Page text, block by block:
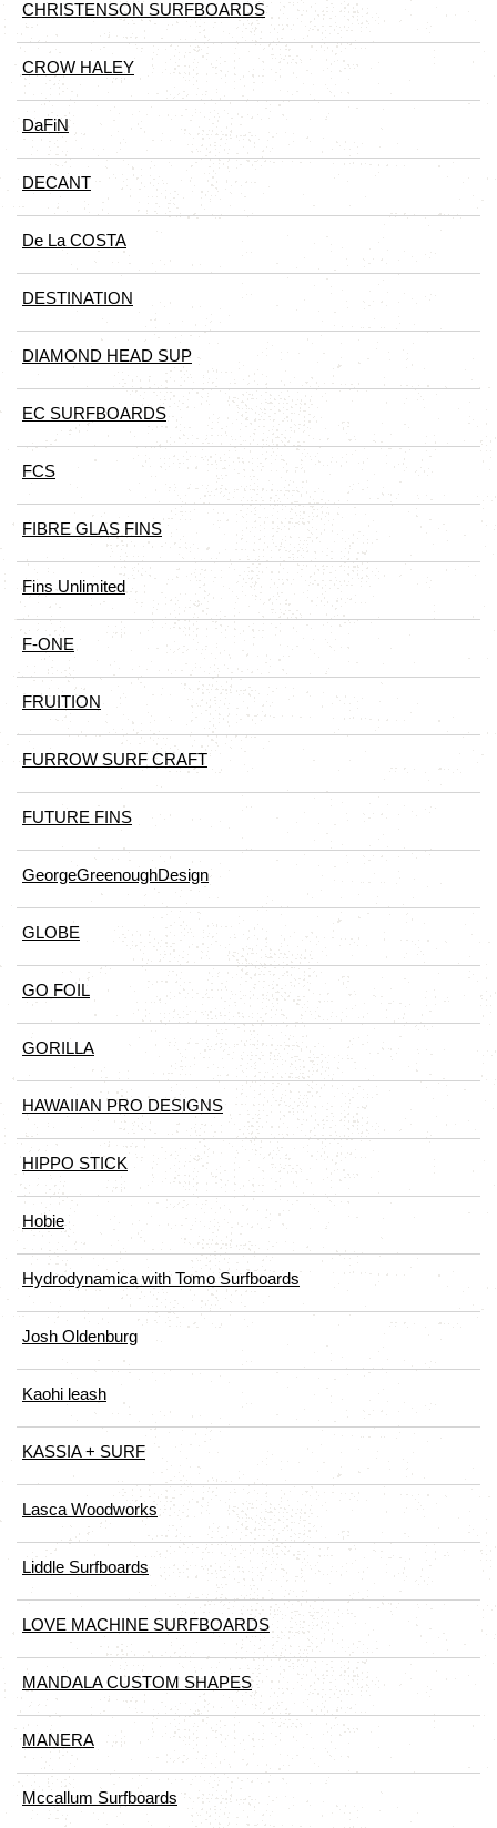
CHRISTENSON SURFBOARDS
CROW HALEY
DaFiN
DECANT
De La COSTA
DESTINATION
DIAMOND HEAD SUP
EC SURFBOARDS
FCS
FIBRE GLAS FINS
Fins Unlimited
F-ONE
FRUITION
FURROW SURF CRAFT
FUTURE FINS
GeorgeGreenoughDesign
GLOBE
GO FOIL
GORILLA
HAWAIIAN PRO DESIGNS
HIPPO STICK
Hobie
Hydrodynamica with Tomo Surfboards
Josh Oldenburg
Kaohi leash
KASSIA + SURF
Lasca Woodworks
Liddle Surfboards
LOVE MACHINE SURFBOARDS
MANDALA CUSTOM SHAPES
MANERA
Mccallum Surfboards